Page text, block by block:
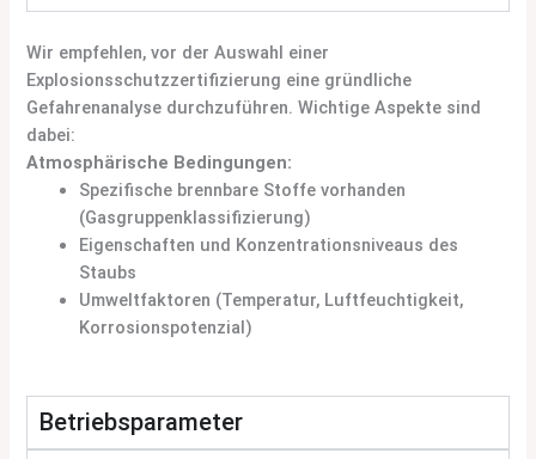
Wir empfehlen, vor der Auswahl einer
Explosionsschutzzertifizierung eine gründliche
Gefahrenanalyse durchzuführen. Wichtige Aspekte sind
dabei:
Atmosphärische Bedingungen:
Spezifische brennbare Stoffe vorhanden
(Gasgruppenklassifizierung)
Eigenschaften und Konzentrationsniveaus des
Staubs
Umweltfaktoren (Temperatur, Luftfeuchtigkeit,
Korrosionspotenzial)
Betriebsparameter